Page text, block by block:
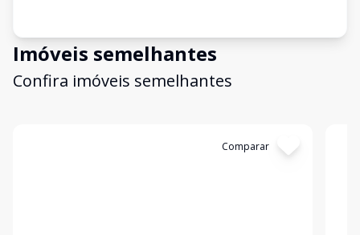
Imóveis semelhantes
Confira imóveis semelhantes
Comparar